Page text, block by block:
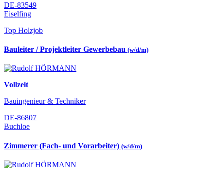
DE-83549
Eiselfing
Top Holzjob
Bauleiter / Projektleiter Gewerbebau (w/d/m)
Vollzeit
Bauingenieur & Techniker
DE-86807
Buchloe
Zimmerer (Fach- und Vorarbeiter) (w/d/m)